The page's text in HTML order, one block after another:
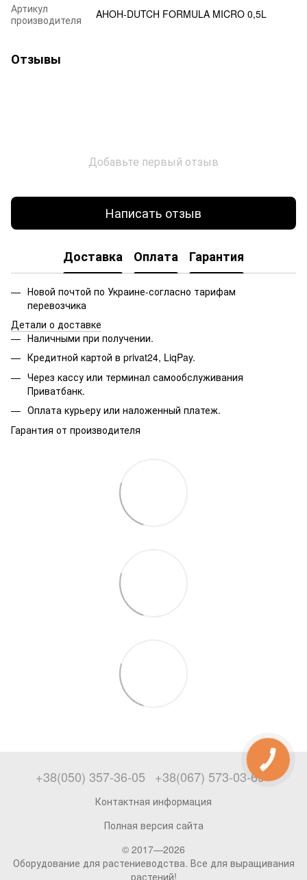
Артикул
производителя
AHOH-DUTCH FORMULA MICRO 0,5L
Отзывы
Добавьте первый отзыв
Написать отзыв
Доставка Оплата Гарантия
Новой почтой по Украине-согласно тарифам
перевозчика
Детали о доставке
Наличными при получении.
Кредитной картой в privat24, LiqPay.
Через кассу или терминал самообслуживания
Приватбанк.
Оплата курьеру или наложенный платеж.
Гарантия от производителя
+38(050) 357-36-05 +38(067) 573-03-69
Контактная информация
Полная версия сайта
© 2017—2026
Оборудование для растениеводства. Все для выращивания
растений!